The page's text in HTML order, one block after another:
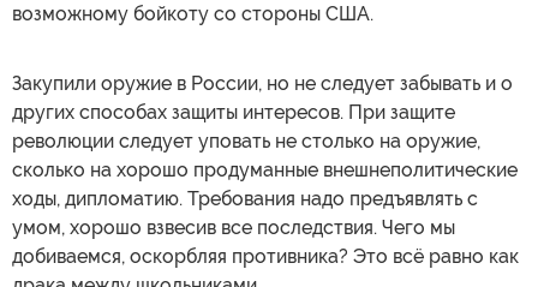
возможному бойкоту со стороны США.
Закупили оружие в России, но не следует забывать и о
других способах защиты интересов. При защите
революции следует уповать не столько на оружие,
сколько на хорошо продуманные внешнеполитические
ходы, дипломатию. Требования надо предъявлять с
умом, хорошо взвесив все последствия. Чего мы
добиваемся, оскорбляя противника? Это всё равно как